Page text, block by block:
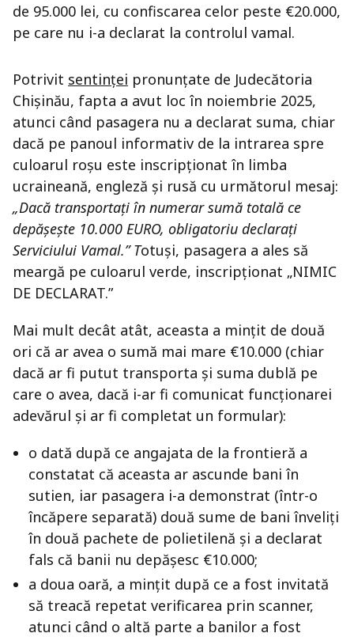
de 95.000 lei, cu confiscarea celor peste €20.000,
pe care nu i-a declarat la controlul vamal.
Potrivit sentinței pronunțate de Judecătoria
Chișinău, fapta a avut loc în noiembrie 2025,
atunci când pasagera nu a declarat suma, chiar
dacă pe panoul informativ de la intrarea spre
culoarul roșu este inscripționat în limba
ucraineană, engleză și rusă cu următorul mesaj:
„Dacă transportați în numerar sumă totală ce
depășește 10.000 EURO, obligatoriu declarați
Serviciului Vamal.” Totuși, pasagera a ales să
meargă pe culoarul verde, inscripționat „NIMIC
DE DECLARAT.”
Mai mult decât atât, aceasta a mințit de două
ori că ar avea o sumă mai mare €10.000 (chiar
dacă ar fi putut transporta și suma dublă pe
care o avea, dacă i-ar fi comunicat funcționarei
adevărul și ar fi completat un formular):
o dată după ce angajata de la frontieră a
constatat că aceasta ar ascunde bani în
sutien, iar pasagera i-a demonstrat (într-o
încăpere separată) două sume de bani înveliți
în două pachete de polietilenă și a declarat
fals că banii nu depășesc €10.000;
a doua oară, a mințit după ce a fost invitată
să treacă repetat verificarea prin scanner,
atunci când o altă parte a banilor a fost